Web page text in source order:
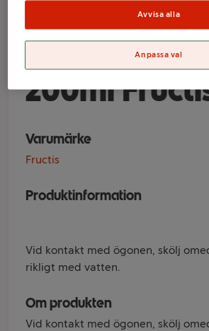
Pre-
Method for
200ml
Varumärke
Fructis
Produktinformation
Vid kontakt med ögonen, skölj
rikligt med vatten.
Om produkten
Vid kontakt med ögonen, skölj
Avvisa alla
Anpassa val